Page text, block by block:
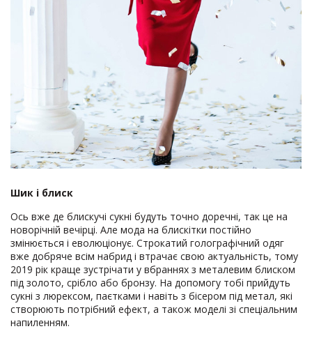
Шик і блиск
Ось вже де блискучі сукні будуть точно доречні, так це на
новорічній вечірці. Але мода на блискітки постійно
змінюється і еволюціонує. Строкатий голографічний одяг
вже добряче всім набрид і втрачає свою актуальність, тому
2019 рік краще зустрічати у вбраннях з металевим блиском
під золото, срібло або бронзу. На допомогу тобі прийдуть
сукні з люрексом, паєтками і навіть з бісером під метал, які
створюють потрібний ефект, а також моделі зі спеціальним
напиленням.